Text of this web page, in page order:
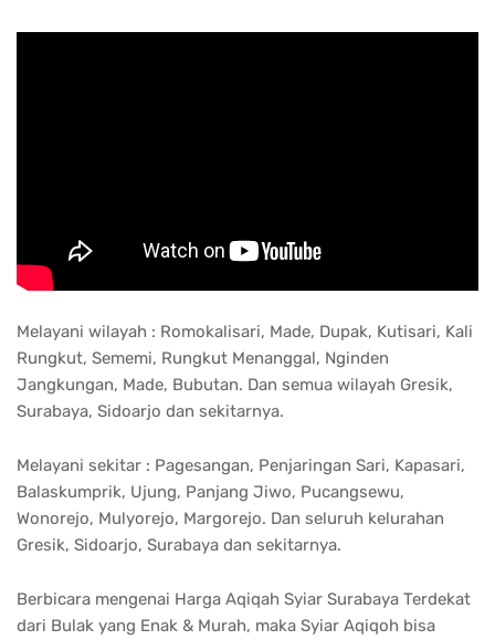
Melayani wilayah : Romokalisari, Made, Dupak, Kutisari, Kali
Rungkut, Sememi, Rungkut Menanggal, Nginden
Jangkungan, Made, Bubutan. Dan semua wilayah Gresik,
Surabaya, Sidoarjo dan sekitarnya.
Melayani sekitar : Pagesangan, Penjaringan Sari, Kapasari,
Balaskumprik, Ujung, Panjang Jiwo, Pucangsewu,
Wonorejo, Mulyorejo, Margorejo. Dan seluruh kelurahan
Gresik, Sidoarjo, Surabaya dan sekitarnya.
Berbicara mengenai Harga Aqiqah Syiar Surabaya Terdekat
dari Bulak yang Enak & Murah, maka Syiar Aqiqoh bisa